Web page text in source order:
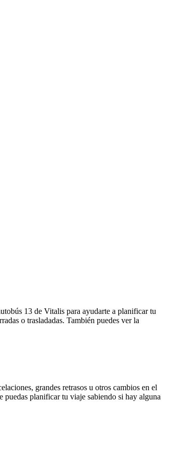
13 de Vitalis para ayudarte a planificar tu
o trasladadas. También puedes ver la
grandes retrasos u otros cambios en el
planificar tu viaje sabiendo si hay alguna